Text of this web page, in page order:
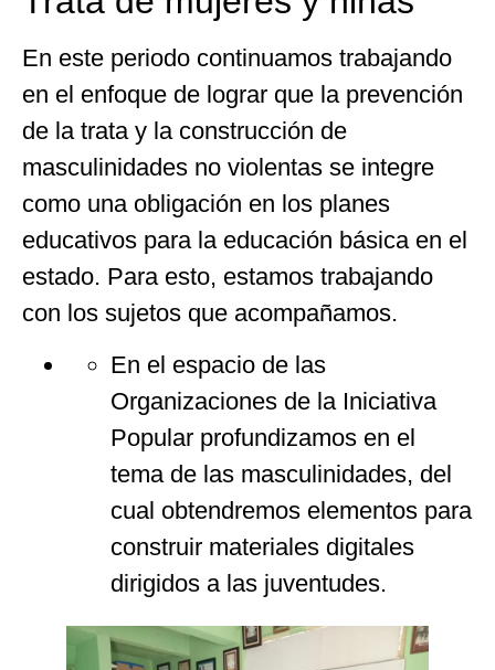
En este periodo continuamos trabajando
en el enfoque de lograr que la prevención
de la trata y la construcción de
masculinidades no violentas se integre
como una obligación en los planes
educativos para la educación básica en el
estado. Para esto, estamos trabajando
con los sujetos que acompañamos.
En el espacio de las
Organizaciones de la Iniciativa
Popular profundizamos en el
tema de las masculinidades, del
cual obtendremos elementos para
construir materiales digitales
dirigidos a las juventudes.